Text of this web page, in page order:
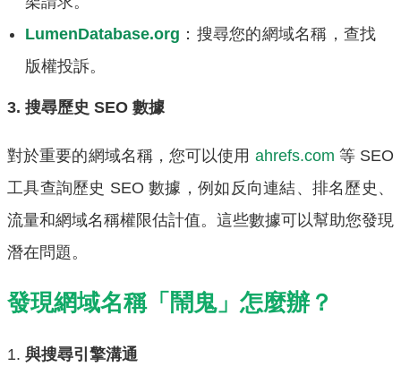
LumenDatabase.org ：搜尋您的網域名稱，查找
版權投訴。
3. 搜尋歷史 SEO 數據
對於重要的網域名稱，您可以使用 ahrefs.com 等 SEO
工具查詢歷史 SEO 數據，例如反向連結、排名歷史、
流量和網域名稱權限估計值。這些數據可以幫助您發現
潛在問題。
發現網域名稱「鬧鬼」怎麼辦？
與搜尋引擎溝通